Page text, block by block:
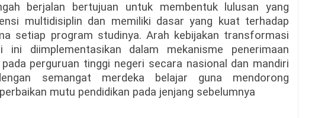
berjalan bertujuan untuk membentuk lulusan yang
multidisiplin dan memiliki dasar yang kuat terhadap
setiap program studinya. Arah kebijakan transformasi
ini diimplementasikan dalam mekanisme penerimaan
perguruan tinggi negeri secara nasional dan mandiri
semangat merdeka belajar guna mendorong
mutu pendidikan pada jenjang sebelumnya